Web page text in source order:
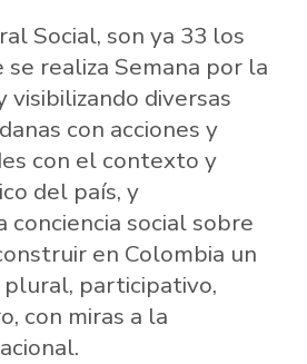
Social, son ya 33 los
se realiza Semana por la
visibilizando diversas
con acciones y
con el contexto y
del país, y
social sobre
en Colombia un
plural, participativo,
con miras a la